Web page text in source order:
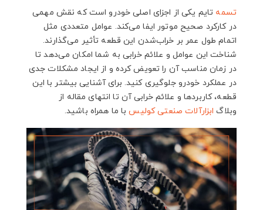
تسمه تایم یکی از اجزای اصلی خودرو است که نقش مهمی
در کارکرد صحیح موتور ایفا می‌کند. عوامل متعددی مثل
اتمام طول عمر بر خراب‌شدن این قطعه تأثیر می‌گذارند.
شناخت این عوامل و علائم خرابی به شما امکان می‌دهد تا
در زمان مناسب آن را تعویض کرده و از ایجاد مشکلات جدی
در عملکرد خودرو جلوگیری کنید. برای آشنایی بیشتر با این
قطعه، کاربردها و علائم خرابی آن تا انتهای مقاله از
وبلاگ ابزارآلات صنعتی کولیسبا ما همراه باشید.